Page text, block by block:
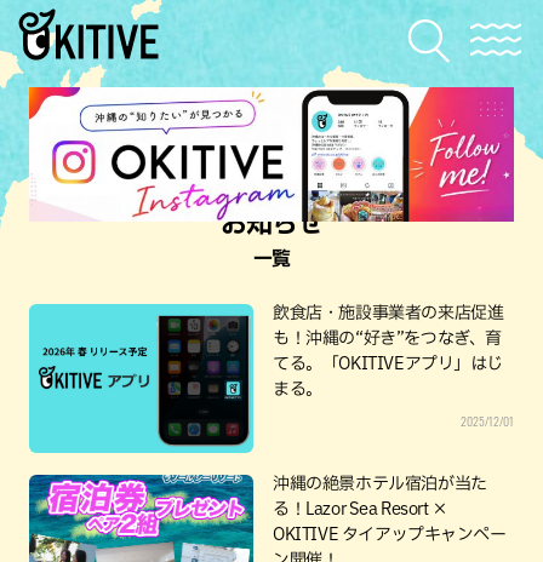
お知らせ
一覧
飲食店・施設事業者の来店促進
も！沖縄の“好き”をつなぎ、育
てる。「OKITIVEアプリ」はじ
まる。
2025/12/01
沖縄の絶景ホテル宿泊が当た
る！Lazor Sea Resort ×
OKITIVE タイアップキャンペー